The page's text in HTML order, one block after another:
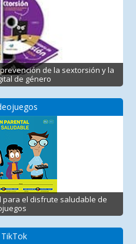
de la sextorsión y la
de género
para el disfrute saludable de